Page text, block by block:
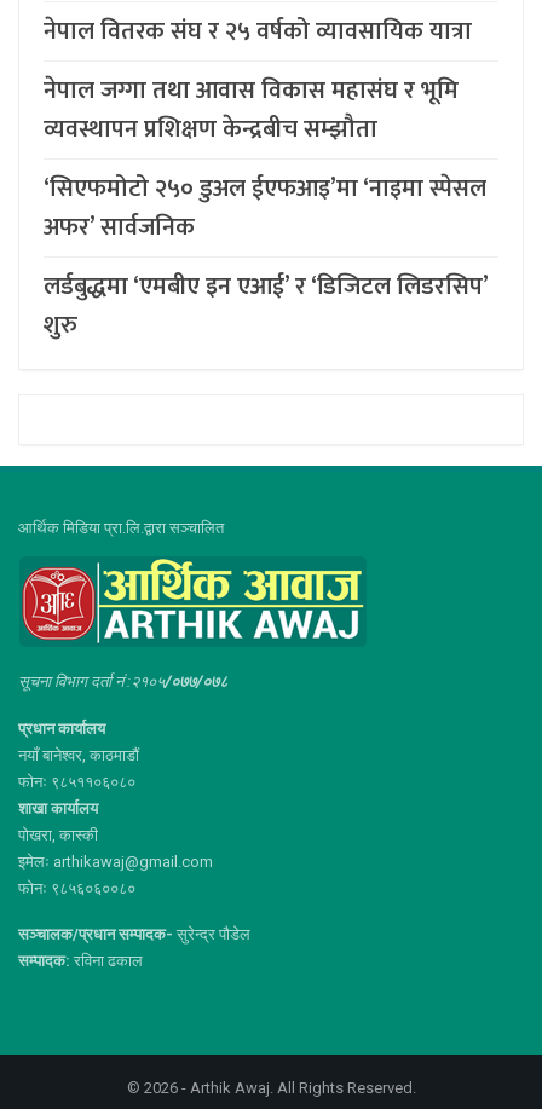
नेपाल वितरक संघ र २५ वर्षको व्यावसायिक यात्रा
नेपाल जग्गा तथा आवास विकास महासंघ र भूमि
व्यवस्थापन प्रशिक्षण केन्द्रबीच सम्झौता
‘सिएफमोटो २५० डुअल ईएफआइ’मा ‘नाइमा स्पेसल
अफर’ सार्वजनिक
लर्डबुद्धमा ‘एमबीए इन एआई’ र ‘डिजिटल लिडरसिप’
शुरु
आर्थिक मिडिया प्रा.लि.द्वारा सञ्चालित
सूचना विभाग दर्ता नं :२१०५/०७७/०७८
प्रधान कार्यालय
नयाँ बानेश्वर, काठमाडौं
फोनः ९८५११०६०८०
शाखा कार्यालय
पोखरा, कास्की
इमेलः arthikawaj@gmail.com
फोनः ९८५६०६००८०
सञ्चालक/प्रधान सम्पादक- सुरेन्द्र पौडेल
सम्पादक: रविना ढकाल
© 2026 - Arthik Awaj. All Rights Reserved.